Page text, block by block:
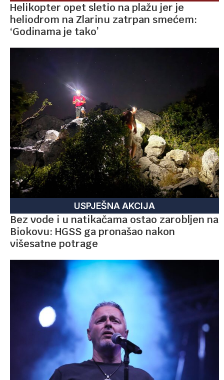
Helikopter opet sletio na plažu jer je
heliodrom na Zlarinu zatrpan smećem:
‘Godinama je tako’
USPJEŠNA AKCIJA
Bez vode i u natikačama ostao zarobljen na
Biokovu: HGSS ga pronašao nakon
višesatne potrage